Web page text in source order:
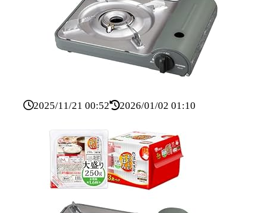
2025/11/21 00:52 2026/01/02 01:10